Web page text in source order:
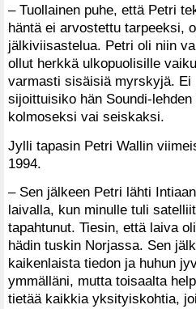
– Tuollainen puhe, että Petri
häntä ei arvostettu tarpeeksi,
jälkiviisastelua. Petri oli niin
ollut herkkä ulkopuolisille
varmasti sisäisiä myrskyjä. Ei
sijoittuisiko hän Soundi-
kolmoseksi vai seiskaksi.
Jylli tapasin Petri Wallin
1994.
– Sen jälkeen Petri lähti
laivalla, kun minulle tuli
tapahtunut. Tiesin, että laiva
hädin tuskin Norjassa. Sen
kaikenlaista tiedon ja huhun
ymmälläni, mutta toisaalta
tietää kaikkia yksityiskohtia,